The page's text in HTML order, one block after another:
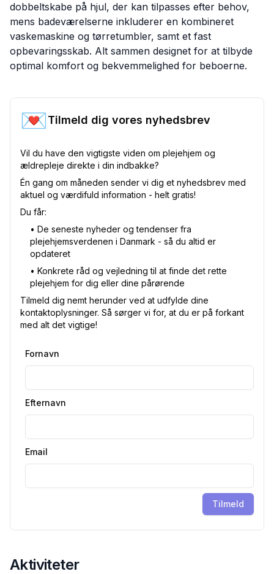
dobbeltskabe på hjul, der kan tilpasses efter behov,
mens badeværelserne inkluderer en kombineret
vaskemaskine og tørretumbler, samt et fast
opbevaringsskab. Alt sammen designet for at tilbyde
optimal komfort og bekvemmelighed for beboerne.
💌Tilmeld dig vores nyhedsbrev
Vil du have den vigtigste viden om plejehjem og
ældrepleje direkte i din indbakke?
Én gang om måneden sender vi dig et nyhedsbrev med
aktuel og værdifuld information - helt gratis!
Du får:
•⁠ De seneste nyheder og tendenser fra
plejehjemsverdenen i Danmark - så du altid er
opdateret
•⁠ Konkrete råd og vejledning til at finde det rette
plejehjem for dig eller dine pårørende
Tilmeld dig nemt herunder ved at udfylde dine
kontaktoplysninger. Så sørger vi for, at du er på forkant
med alt det vigtige!
Fornavn
Efternavn
Email
Tilmeld
Aktiviteter